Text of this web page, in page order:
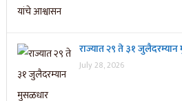
राज्यात २९ ते ३१
July 28, 2026